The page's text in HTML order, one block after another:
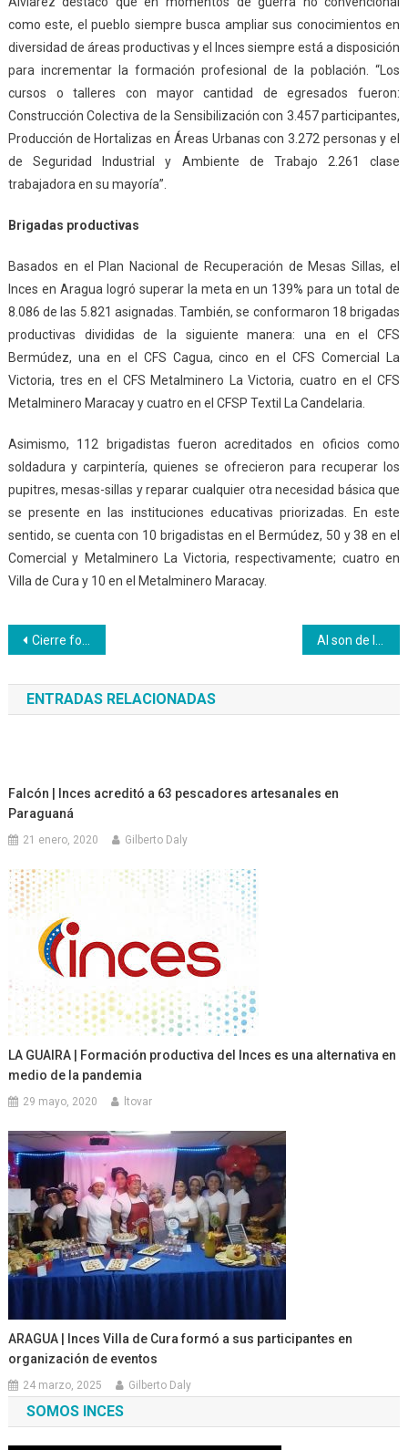
como este, el pueblo siempre busca ampliar sus conocimientos en
diversidad de áreas productivas y el Inces siempre está a disposición
para incrementar la formación profesional de la población. “Los
cursos o talleres con mayor cantidad de egresados fueron:
Construcción Colectiva de la Sensibilización con 3.457 participantes,
Producción de Hortalizas en Áreas Urbanas con 3.272 personas y el
de Seguridad Industrial y Ambiente de Trabajo 2.261 clase
trabajadora en su mayoría”.
Brigadas productivas
Basados en el Plan Nacional de Recuperación de Mesas Sillas, el
Inces en Aragua logró superar la meta en un 139% para un total de
8.086 de las 5.821 asignadas. También, se conformaron 18 brigadas
productivas divididas de la siguiente manera: una en el CFS
Bermúdez, una en el CFS Cagua, cinco en el CFS Comercial La
Victoria, tres en el CFS Metalminero La Victoria, cuatro en el CFS
Metalminero Maracay y cuatro en el CFSP Textil La Candelaria.
Asimismo, 112 brigadistas fueron acreditados en oficios como
soldadura y carpintería, quienes se ofrecieron para recuperar los
pupitres, mesas-sillas y reparar cualquier otra necesidad básica que
se presente en las instituciones educativas priorizadas. En este
sentido, se cuenta con 10 brigadistas en el Bermúdez, 50 y 38 en el
Comercial y Metalminero La Victoria, respectivamente; cuatro en
Villa de Cura y 10 en el Metalminero Maracay.
Navegación
de
entradas
Cierre formativo 2018 Inces Barinas Al son de la gaita, los trabajadores del Inces celebran la llegada del mes decembrino
ENTRADAS RELACIONADAS
Falcón | Inces acreditó a 63 pescadores artesanales en
Paraguaná
21 enero, 2020 Gilberto Daly
LA GUAIRA | Formación productiva del Inces es una alternativa en
medio de la pandemia
29 mayo, 2020 ltovar
ARAGUA | Inces Villa de Cura formó a sus participantes en
organización de eventos
24 marzo, 2025 Gilberto Daly
SOMOS INCES